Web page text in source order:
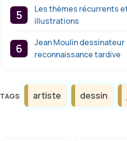
Les thèmes récurrents
illustrations
Jean Moulin
reconnaissance tardive
Étiquettes
artiste dessin